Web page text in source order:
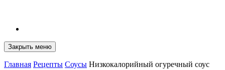
Закрыть меню
Главная Рецепты Соусы Низкокалорийный огуречный соус